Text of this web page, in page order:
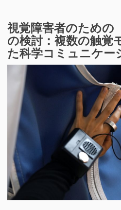
視覚障害者のための「
の検討：複数の触覚
た科学コミュニケー